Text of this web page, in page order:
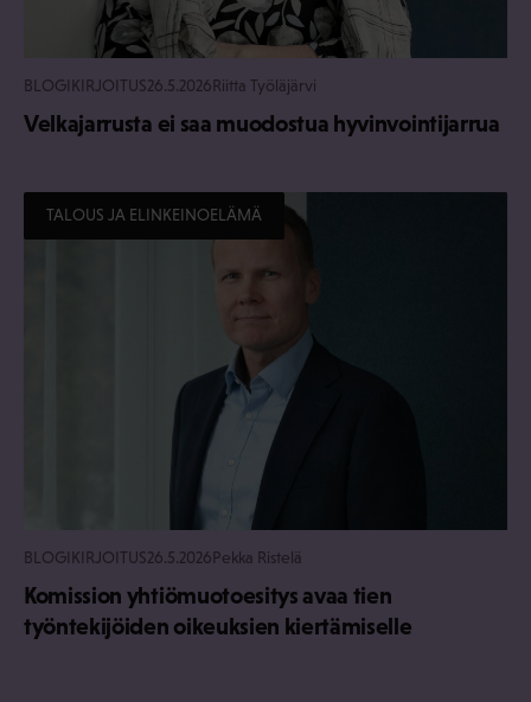
BLOGIKIRJOITUS26.5.2026Riitta Työläjärvi
Velkajarrusta ei saa muodostua hyvinvointijarrua
TALOUS JA ELINKEINOELÄMÄ
BLOGIKIRJOITUS26.5.2026Pekka Ristelä
Komission yhtiömuotoesitys avaa tien
työntekijöiden oikeuksien kiertämiselle